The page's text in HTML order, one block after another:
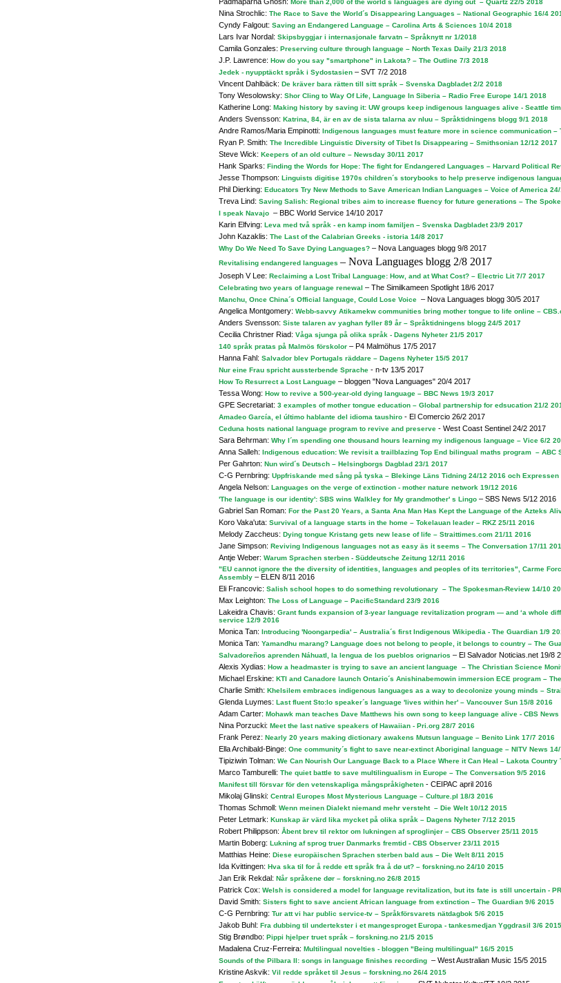
More than 2,000 of the world´s languages are dying out – Quartz 22/5 2018
Nina Strochlic: The Race to Save the World´s Disappearing Languages – National Geographic 16/4
Cyndy Falgout: Saving an Endangered Language – Carolina Arts & Sciences 10/4 2018
Lars Ivar Nordal: Skipsbyggjar i internasjonale farvatn – Språknytt nr 1/2018
Camila Gonzales: Preserving culture through language – North Texas Daily 21/3 2018
J.P. Lawrence: How do you say "smartphone" in Lakota? – The Outline 7/3 2018
Jedek - nyupptäckt språk i Sydostasien – SVT 7/2 2018
Vincent Dahlbäck: De kräver bara rätten till sitt språk – Svenska Dagbladet 2/2 2018
Tony Wesolowsky: Shor Cling to Way Of Life, Language In Siberia – Radio Free Europe 14/1 2018
Katherine Long: Making history by saving it: UW groups keep indigenous languages alive - Seattle
Anders Svensson: Katrina, 84, är en av de sista talarna av nluu – Språktidningens blogg 9/1 2018
Andre Ramos/Maria Empinotti: Indigenous languages must feature more in science communication –
Ryan P. Smith: The Incredible Linguistic Diversity of Tibet Is Disappearing – Smithsonian 12/12 2017
Steve Wick: Keepers of an old culture – Newsday 30/11 2017
Hank Sparks: Finding the Words for Hope: The fight for Endangered Languages – Harvard Political
Jesse Thompson: Linguists digitise 1970s children´s storybooks to help preserve indigenous
Phil Dierking: Educators Try New Methods to Save American Indian Languages – Voice of America
Treva Lind: Saving Salish: Regional tribes aim to increase fluency for future generations – The
I speak Navajo – BBC World Service 14/10 2017
Karin Elfving: Leva med två språk - en kamp inom familjen – Svenska Dagbladet 23/9 2017
John Kazaklis: The Last of the Calabrian Greeks - istoria 14/8 2017
Why Do We Need To Save Dying Languages? – Nova Languages blogg 9/8 2017
Revitalising endangered languages – Nova Languages blogg 2/8 2017
Joseph V Lee: Reclaiming a Lost Tribal Language: How, and at What Cost? – Electric Lit 7/7 2017
Celebrating two years of language renewal – The Similkameen Spotlight 18/6 2017
Manchu, Once China´s Official language, Could Lose Voice – Nova Languages blogg 30/5 2017
Angelica Montgomery: Webb-savvy Atikamekw communities bring mother tongue to life online –
Anders Svensson: Siste talaren av yaghan fyller 89 år – Språktidningens blogg 24/5 2017
Cecilia Christner Riad: Våga sjunga på olika språk - Dagens Nyheter 21/5 2017
140 språk pratas på Malmös förskolor – P4 Malmöhus 17/5 2017
Hanna Fahl: Salvador blev Portugals räddare – Dagens Nyheter 15/5 2017
Nur eine Frau spricht aussterbende Sprache - n-tv 13/5 2017
How To Resurrect a Lost Language – bloggen "Nova Languages" 20/4 2017
Tessa Wong: How to revive a 500-year-old dying language – BBC News 19/3 2017
GPE Secretariat: 3 examples of mother tongue education – Global partnership for edsucation 21/2
Amadeo García, el último hablante del idioma taushiro - El Comercio 26/2 2017
Ceduna hosts national language program to revive and preserve - West Coast Sentinel 24/2 2017
Sara Behrman: Why I´m spending one thousand hours learning my indigenous language – Vice 6/2
Anna Salleh: Indigenous education: We revisit a trailblazing Top End bilingual maths program – ABC
Per Gahrton: Nun wird´s Deutsch – Helsingborgs Dagblad 23/1 2017
C-G Pernbring: Uppfriskande med sång på tyska – Blekinge Läns Tidning 24/12 2016 och Expressen
Angela Nelson: Languages on the verge of extinction - mother nature network 19/12 2016
'The language is our identity': SBS wins Walkley for My grandmother' s Lingo – SBS News 5/12 2016
Gabriel San Roman: For the Past 20 Years, a Santa Ana Man Has Kept the Language of the Azteks
Koro Vaka'uta: Survival of a language starts in the home – Tokelauan leader – RKZ 25/11 2016
Melody Zaccheus: Dying tongue Kristang gets new lease of life – Straittimes.com 21/11 2016
Jane Simpson: Reviving Indigenous languages not as easy äs it seems – The Conversation 17/11
Antje Weber: Warum Sprachen sterben - Süddeutsche Zeitung 12/11 2016
"EU cannot ignore the the diversity of identities, languages and peoples of its territories", Carme
Assembly – ELEN 8/11 2016
Eli Francovic: Salish school hopes to do something revolutionary – The Spokesman-Review 14/10
Max Leighton: The Loss of Language – PacificStandard 23/9 2016
Lakeidra Chavis: Grant funds expansion of 3-year language revitalization program — and ‘a whole
service 12/9 2016
Monica Tan: Introducing 'Noongarpedia' – Australia´s first Indigenous Wikipedia - The Guardian 1/9
Monica Tan: Yamandhu marang? Language does not belong to people, it belongs to country – The
Salvadoreños aprenden Náhuatl, la lengua de los pueblos orignarios – El Salvador Noticias.net 19/8
Alexis Xydias: How a headmaster is trying to save an ancient language – The Christian Science
Michael Erskine: KTI and Canadore launch Ontario´s Anishinabemowin immersion ECE program –
Charlie Smith: Khelsilem embraces indigenous languages as a way to decolonize young minds –
Glenda Luymes: Last fluent Sto:lo speaker´s language 'lives within her' – Vancouver Sun 15/8 2016
Adam Carter: Mohawk man teaches Dave Matthews his own song to keep language alive - CBS News
Nina Porzucki: Meet the last native speakers of Hawaiian - Pri.org 28/7 2016
Frank Perez: Nearly 20 years making dictionary awakens Mutsun language – Benito Link 17/7 2016
Ella Archibald-Binge: One community´s fight to save near-extinct Aboriginal language – NITV News
Tipiziwin Tolman: We Can Nourish Our Language Back to a Place Where it Can Heal – Lakota Country
Marco Tamburelli: The quiet battle to save multilingualism in Europe – The Conversation 9/5 2016
Manifest till försvar för den vetenskapliga mångspråkigheten - CEIPAC april 2016
Mikolaj Glinski: Central Europes Most Mysterious Language – Culture.pl 18/3 2016
Thomas Schmoll: Wenn meinen Dialekt niemand mehr versteht – Die Welt 10/12 2015
Peter Letmark: Kunskap är värd lika mycket på olika språk – Dagens Nyheter 7/12 2015
Robert Philippson: Åbent brev til rektor om lukningen af sproglinjer – CBS Observer 25/11 2015
Martin Boberg: Lukning af sprog truer Danmarks fremtid - CBS Observer 23/11 2015
Matthias Heine: Diese europäischen Sprachen sterben bald aus – Die Welt 8/11 2015
Ida Kvittingen: Hva ska til for å redde ett språk fra å dø ut? – forskning.no 24/10 2015
Jan Erik Rekdal: Når språkene dør – forskning.no 26/8 2015
Patrick Cox: Welsh is considered a model for language revitalization, but its fate is still uncertain -
David Smith: Sisters fight to save ancient African language from extinction – The Guardian 9/6 2015
C-G Pernbring: Tur att vi har public service-tv – Språkförsvarets nätdagbok 5/6 2015
Jakob Buhl: Fra dubbing til undertekster i et mangesproget Europa - tankesmedjan Yggdrasil 3/6 2015
Stig Brøndbo: Pippi hjelper truet språk – forskning.no 21/5 2015
Madalena Cruz-Ferreira: Multilingual novelties - bloggen "Being multilingual" 16/5 2015
Sounds of the Pilbara II: songs in language finishes recording – West Australian Music 15/5 2015
Kristine Askvik: Vil redde språket til Jesus – forskning.no 26/4 2015